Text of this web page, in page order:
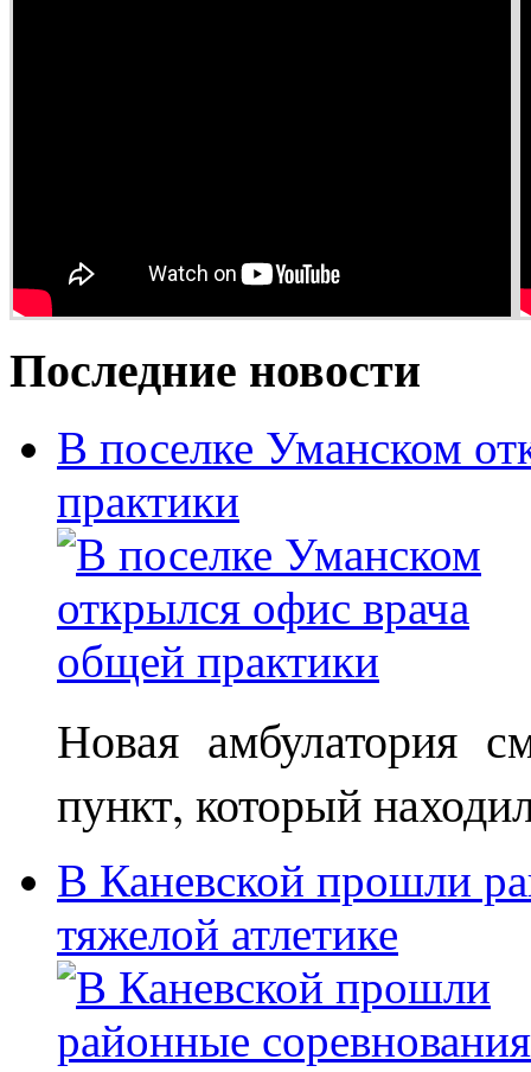
Последние новости
В поселке Уманском
практики
Новая амбулатория
пункт, который
В Каневской прошли
тяжелой атлетике